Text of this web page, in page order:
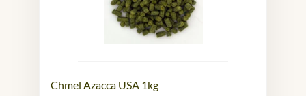
Chmel Azacca USA 1kg